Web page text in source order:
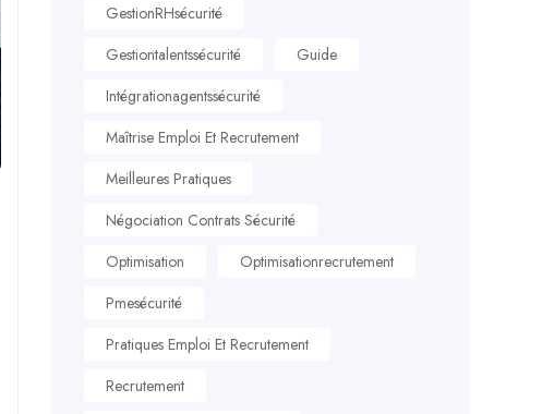
GestionRHsécurité
Gestiontalentssécurité
Guide
Intégrationagentssécurité
Maîtrise Emploi Et Recrutement
Meilleures Pratiques
Négociation Contrats Sécurité
Optimisation
Optimisationrecrutement
Pmesécurité
Pratiques Emploi Et Recrutement
Recrutement